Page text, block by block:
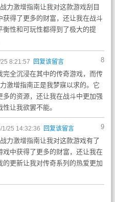
力激增指南让我对这款游戏刮目
获得了更多的财富，还让我在战斗
衡性和可玩性都得到了极大的提
8
8:21:57 回复该留言
完全沉浸在其中的传奇游戏，而传
激增指南正是我梦寐以求的。它
的资源，还让我在战斗中更加强
让我欲罢不能。
9
1/25 14:32:36 回复该留言
力激增指南让我对这款游戏有了
戏中获得了更多的财富，还让我在
的更新让我对传奇系列的热爱更加